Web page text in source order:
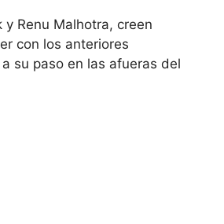
Renu Malhotra, creen
con los anteriores
su paso en las afueras del